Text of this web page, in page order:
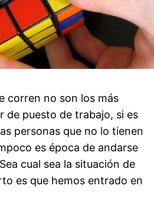
corren no son los más
de puesto de trabajo, si es
personas que no lo tienen
es época de andarse
cual sea la situación de
es que hemos entrado en